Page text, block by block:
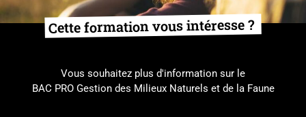
Cette formation vous intéresse ?
Vous souhaitez plus d'information sur le
BAC PRO Gestion des Milieux Naturels et de la Faune